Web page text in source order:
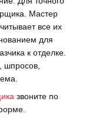
Мастер
все их
для
к отделке.
шпросов,
звоните по